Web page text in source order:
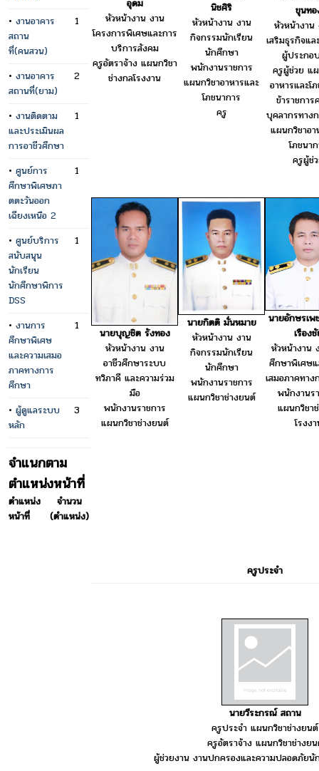
• งานอาคาร
สถาน
ที่(คนสวน)
1
• งานอาคาร
สถานที่(ยาม)
2
• งานติดตาม
และประเมินผล
การอาชีวศึกษา
1
• ศูนย์การ
ศึกษาพิเศษภา
ตตะวันออก
เฉียงเหนือ 2
1
• ศูนย์บริการ
สนับสนุน
นักเรียน
นักศึกษาพิการ
DSS
1
• งานการ
ศึกษาพิเศษ
และความเสมอ
ภาคทางการ
ศึกษา
1
• ผู้ดูแลระบบ
หลัก
3
จำแนกตาม
ตำแหน่งหน้าที่
ตำแหน่ง
หน้าที่
จำนวน
(ตำแหน่ง)
อุดม
หัวหน้างาน งาน
โครงการพิเศษและการ
บริการสังคม
ครูอัตราจ้าง แผนกวิชา
ช่างกลโรงงาน
นิชศิริ
หัวหน้างาน งาน
กิจกรรมนักเรียน
นักศึกษา
พนักงานราชการ
แผนกวิชาอาหารและ
โภชนาการ
ครู
ขุนทอ
หัวหน้างาน
เสริมธุรกิจแล
ผู้ประกอ
ครูผู้ช่วย แ
อาหารและโ
ข้าราชการ
บุคลากรทาง
แผนกวิชาอา
โภชนา
ครูผู้ช่
นายบุญชิต รังทอง
หัวหน้างาน งาน
อาชีวศึกษาระบบ
ทวิภาคี และความร่วม
มือ
พนักงานราชการ
แผนกวิชาช่างยนต์
นายกิตติ มั่นหมาย
หัวหน้างาน งาน
กิจกรรมนักเรียน
นักศึกษา
พนักงานราชการ
แผนกวิชาช่างยนต์
นายอักษรเพ
เรือง
หัวหน้างาน
ศึกษาพิเศษ
เสมอภาคทา
พนักงานร
แผนกวิชา
โรงง
ครูประจำ
นายวีระกรณ์ สถาน
ครูประจำ แผนกวิชาช่างยนต์
ครูอัตราจ้าง แผนกวิชาช่างย
ผู้ช่วยงาน งานปกครองและความปลอดภัย